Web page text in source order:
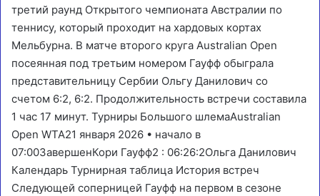
третий раунд Открытого чемпионата Австралии по
теннису, который проходит на хардовых кортах
Мельбурна. В матче второго круга Australian Open
посеянная под третьим номером Гауфф обыграла
представительницу Сербии Ольгу Данилович со
счетом 6:2, 6:2. Продолжительность встречи составила
1 час 17 минут. Турниры Большого шлемаAustralian
Open WTA21 января 2026 • начало в
07:00ЗавершенКори Гауфф2 : 06:26:2Ольга Данилович
Календарь Турнирная таблица История встреч
Следующей соперницей Гауфф на первом в сезоне